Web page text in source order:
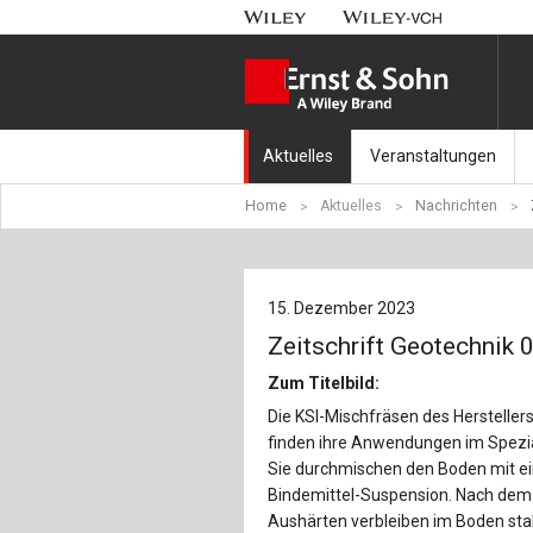
Aktuelles
Nachrichten
Aktuell erschienen
Erscheint in Kürze
Veranstaltungen
Münchener
Fachkonferenz
Symposium
Beton-Kalender-Tag
Home Aktuelles Nachrichten
15. Dezember 2023
Zeitschrift Geotechnik
Zum Titelbild:
Die KSI-Mischfräsen des
finden ihre Anwendungen im
Sie durchmischen den Boden mit
Bindemittel-Suspension. Nach dem
Aushärten verbleiben im Boden